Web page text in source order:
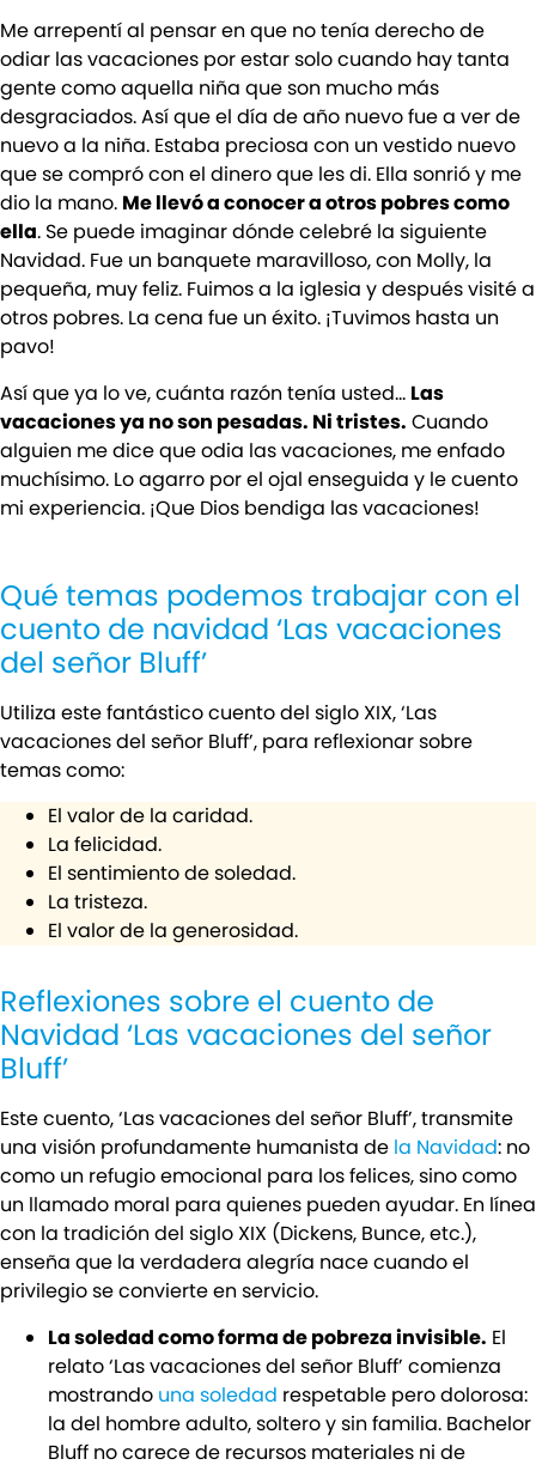
Me arrepentí al pensar en que no tenía derecho de
odiar las vacaciones por estar solo cuando hay tanta
gente como aquella niña que son mucho más
desgraciados. Así que el día de año nuevo fue a ver de
nuevo a la niña. Estaba preciosa con un vestido nuevo
que se compró con el dinero que les di. Ella sonrió y me
dio la mano. Me llevó a conocer a otros pobres como
ella. Se puede imaginar dónde celebré la siguiente
Navidad. Fue un banquete maravilloso, con Molly, la
pequeña, muy feliz. Fuimos a la iglesia y después visité a
otros pobres. La cena fue un éxito. ¡Tuvimos hasta un
pavo!
Así que ya lo ve, cuánta razón tenía usted… Las
vacaciones ya no son pesadas. Ni tristes. Cuando
alguien me dice que odia las vacaciones, me enfado
muchísimo. Lo agarro por el ojal enseguida y le cuento
mi experiencia. ¡Que Dios bendiga las vacaciones!
Qué temas podemos trabajar con el
cuento de navidad ‘Las vacaciones
del señor Bluff’
Utiliza este fantástico cuento del siglo XIX, ‘Las
vacaciones del señor Bluff’, para reflexionar sobre
temas como:
El valor de la caridad.
La felicidad.
El sentimiento de soledad.
La tristeza.
El valor de la generosidad.
Reflexiones sobre el cuento de
Navidad ‘Las vacaciones del señor
Bluff’
Este cuento, ‘Las vacaciones del señor Bluff’, transmite
una visión profundamente humanista de la Navidad: no
como un refugio emocional para los felices, sino como
un llamado moral para quienes pueden ayudar. En línea
con la tradición del siglo XIX (Dickens, Bunce, etc.),
enseña que la verdadera alegría nace cuando el
privilegio se convierte en servicio.
La soledad como forma de pobreza invisible. El
relato ‘Las vacaciones del señor Bluff’ comienza
mostrando una soledad respetable pero dolorosa:
la del hombre adulto, soltero y sin familia. Bachelor
Bluff no carece de recursos materiales ni de